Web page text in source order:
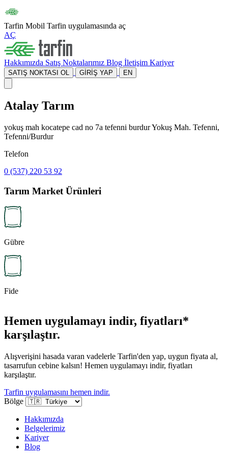
Tarfin Mobil Tarfin uygulamasında aç
AÇ
Hakkımızda Satış Noktalarımız Blog İletişim Kariyer
SATIŞ NOKTASI OL GİRİŞ YAP EN
Atalay Tarım
yokuş mah kocatepe cad no 7a tefenni burdur Yokuş Mah. Tefenni,
Tefenni/Burdur
Telefon
0 (537) 220 53 92
Tarım Market Ürünleri
Gübre
Fide
Hemen uygulamayı indir, fiyatları*
karşılaştır.
Alışverişini hasada varan vadelerle Tarfin'den yap, uygun fiyata al,
tasarrufun cebine kalsın! Hemen uygulamayı indir, fiyatları
karşılaştır.
Tarfin uygulamasını hemen indir.
Bölge
Hakkımızda
Belgelerimiz
Kariyer
Blog